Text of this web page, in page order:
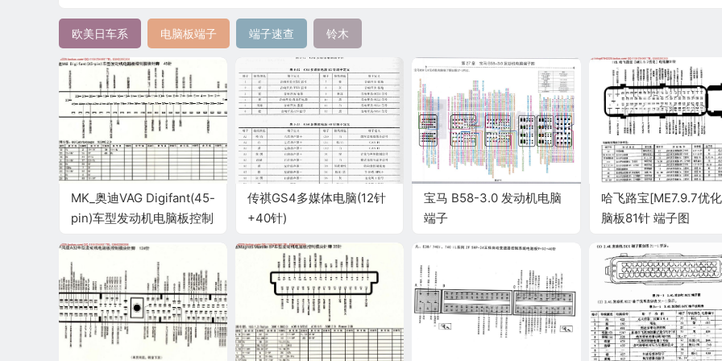
欧美日车系 电脑板端子 端子速查 铃木
MK_奥迪VAG Digifant(45-
pin)车型发动机电脑板控制
传祺GS4多媒体电脑(12针
+40针)
宝马 B58-3.0 发动机电脑
端子
哈飞路宝[ME7.9.7优
脑板81针 端子图